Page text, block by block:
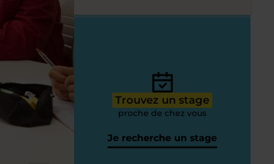
Trouvez un stage
proche de chez vous
Je recherche un stage